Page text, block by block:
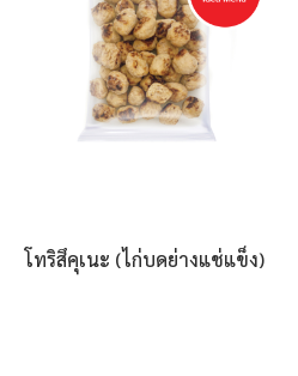
โทริสึคุเนะ (ไก่บดย่างแช่แข็ง)